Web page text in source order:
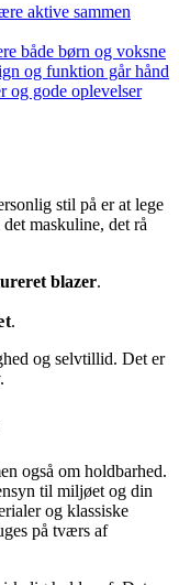
aktive sammen
både børn og voksne
og funktion går hånd
og gode oplevelser
stil på er at lege
maskuline, det rå
blazer.
.
og selvtillid. Det er
også om holdbarhed.
til miljøet og din
og klassiske
på tværs af